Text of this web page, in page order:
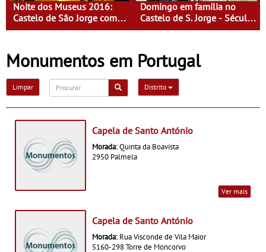
Noite dos Museus 2016:
Castelo de São Jorge com
entrada gratuita
Domingo em família no
Castelo de S. Jorge - Século
XI - Lisboa Fora do Condado
Monumentos em Portugal
Limpar Distrito
Capela de Santo António
Morada:Quinta da Boavista
2950 Palmela
Ver mais
Capela de Santo António
Morada: Rua Visconde de Vila Maior
5160-298 Torre de Moncorvo